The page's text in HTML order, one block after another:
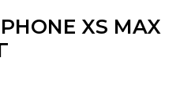
XS MAX